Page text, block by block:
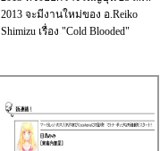
2013 จะมีงานใหม่ของ อ.Reiko
Shimizu เรื่อง "Cold Blooded"